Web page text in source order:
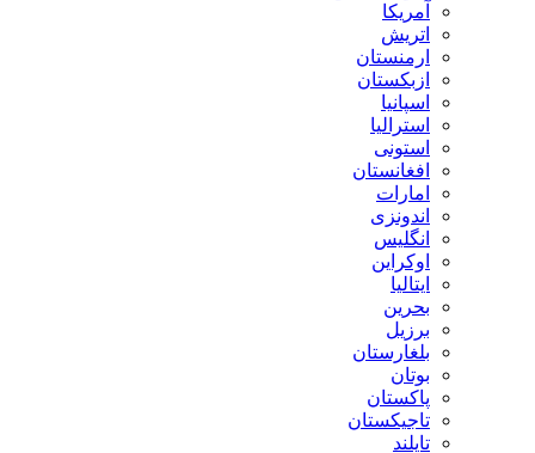
آمریکا
اتریش
ارمنستان
ازبکستان
اسپانیا
استرالیا
استونی
افغانستان
امارات
اندونزی
انگلیس
اوکراین
ایتالیا
بحرین
برزیل
بلغارستان
بوتان
پاکستان
تاجیکستان
تایلند